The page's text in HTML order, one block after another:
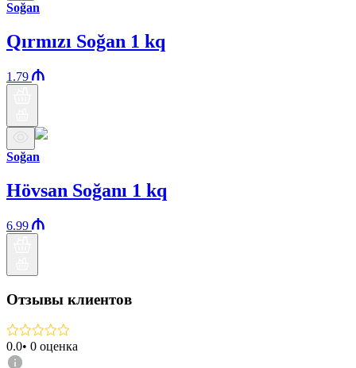
Soğan
Qırmızı Soğan 1 kq
1.79
Soğan
Hövsan Soğanı 1 kq
6.99
Отзывы клиентов
0.0• 0 оценка